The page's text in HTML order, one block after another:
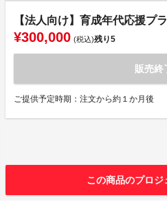
【法人向け】育成年代応援プ
¥300,000 (税込)残り5
販売終
ご提供予定時期：注文から約１か月後
この商品のプロジ